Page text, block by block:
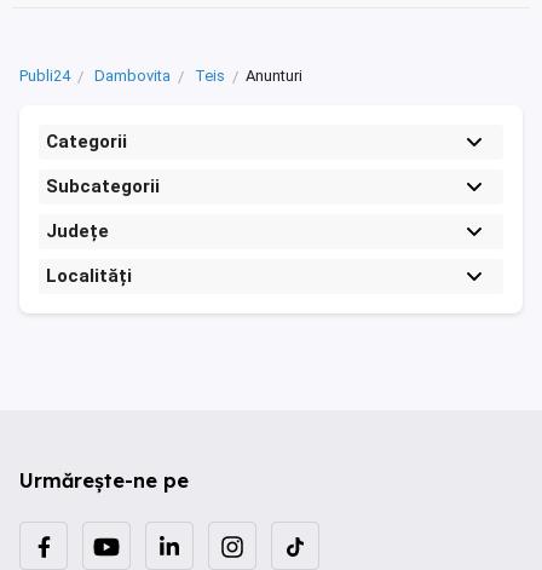
Publi24 Dambovita Teis Anunturi
Categorii
Subcategorii
Județe
Localități
Urmărește-ne pe